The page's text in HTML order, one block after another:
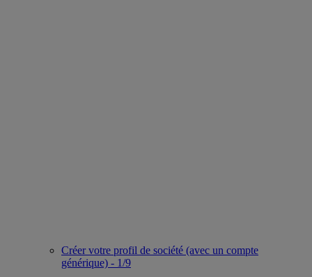
Créer votre profil de société (avec un compte
générique) - 1/9